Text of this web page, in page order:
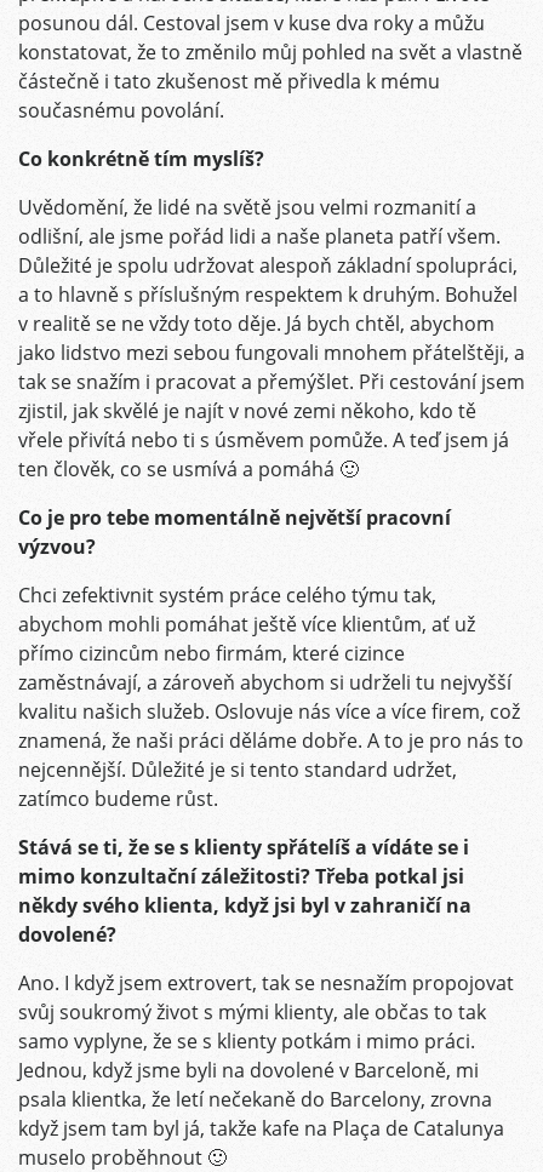
posunou dál. Cestoval jsem v kuse dva roky a můžu
konstatovat, že to změnilo můj pohled na svět a vlastně
částečně i tato zkušenost mě přivedla k mému
současnému povolání.
Co konkrétně tím myslíš?
Uvědomění, že lidé na světě jsou velmi rozmanití a
odlišní, ale jsme pořád lidi a naše planeta patří všem.
Důležité je spolu udržovat alespoň základní spolupráci,
a to hlavně s příslušným respektem k druhým. Bohužel
v realitě se ne vždy toto děje. Já bych chtěl, abychom
jako lidstvo mezi sebou fungovali mnohem přátelštěji, a
tak se snažím i pracovat a přemýšlet. Při cestování jsem
zjistil, jak skvělé je najít v nové zemi někoho, kdo tě
vřele přivítá nebo ti s úsměvem pomůže. A teď jsem já
ten člověk, co se usmívá a pomáhá 🙂
Co je pro tebe momentálně největší pracovní
výzvou?
Chci zefektivnit systém práce celého týmu tak,
abychom mohli pomáhat ještě více klientům, ať už
přímo cizincům nebo firmám, které cizince
zaměstnávají, a zároveň abychom si udrželi tu nejvyšší
kvalitu našich služeb. Oslovuje nás více a více firem, což
znamená, že naši práci děláme dobře. A to je pro nás to
nejcennější. Důležité je si tento standard udržet,
zatímco budeme růst.
Stává se ti, že se s klienty spřátelíš a vídáte se i
mimo konzultační záležitosti? Třeba potkal jsi
někdy svého klienta, když jsi byl v zahraničí na
dovolené?
Ano. I když jsem extrovert, tak se nesnažím propojovat
svůj soukromý život s mými klienty, ale občas to tak
samo vyplyne, že se s klienty potkám i mimo práci.
Jednou, když jsme byli na dovolené v Barceloně, mi
psala klientka, že letí nečekaně do Barcelony, zrovna
když jsem tam byl já, takže kafe na Plaça de Catalunya
muselo proběhnout 🙂